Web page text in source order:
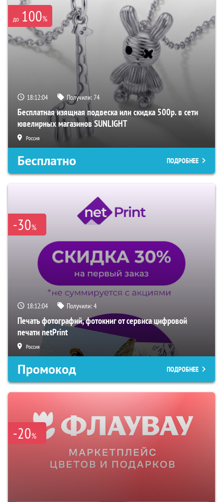
до 100%
18:12:03 Получили:74
Бесплатная изящная подвеска или скидка 500р. в сети
ювелирных магазинов SUNLIGHT
Россия
Бесплатно ПОДРОБНЕЕ
-30%
18:12:03 Получили:4
Печать фотографий, фотокниг от сервиса цифровой
печати netPrint
Россия
Промокод ПОДРОБНЕЕ
-20%